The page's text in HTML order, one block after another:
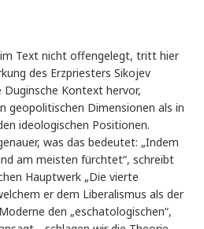
im Text nicht offengelegt, tritt hier
des Erzpriesters Sikojev
Kontext hervor,
geopolitischen Dimensionen als in
ideologischen Positionen.
was das bedeutet: „Indem
am meisten fürchtet“, schreibt
Hauptwerk „Die vierte
er dem Liberalismus als der
den „eschatologischen“,